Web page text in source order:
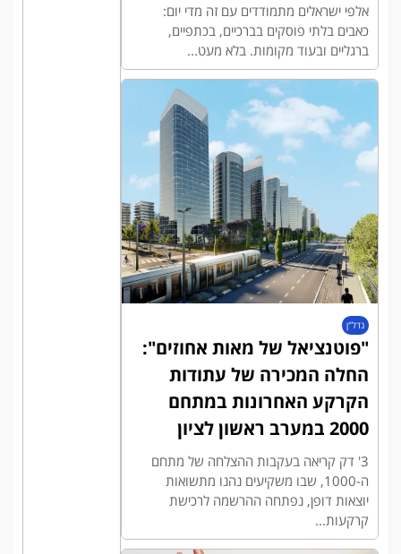
אלפי ישראלים מתמודדים עם זה מדי יום:
כאבים בלתי פוסקים בברכיים, בכתפיים,
ברגליים ובעוד מקומות. בלא מעט...
נדל"ן
"פוטנציאל של מאות אחוזים":
החלה המכירה של עתודות
הקרקע האחרונות במתחם
2000 במערב ראשון לציון
3' דק קריאה בעקבות ההצלחה של מתחם
ה-1000, שבו משקיעים נהנו מתשואות
יוצאות דופן, נפתחה ההרשמה לרכישת
קרקעות...